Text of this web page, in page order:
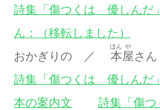
詩集「傷つくは 優しんだ
ん：（移転しました）
おかぎりの ／ 本
ほん
屋
や
さ
詩集「傷つくは 優しんだ
本の案内文
詩集「傷